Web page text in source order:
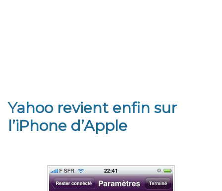
Yahoo revient enfin sur
l’iPhone d’Apple